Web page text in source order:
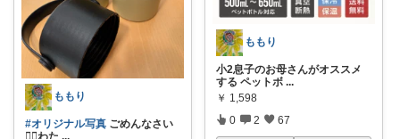
ももり
#オリジナル写真 ごめんなさい
🙇‍♀️わた ...
ももり
小2息子のお母さんがオススメ
する ペットボ ...
￥ 1,598
0 2 67